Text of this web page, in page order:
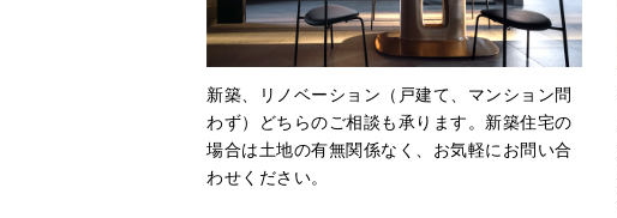
新築、リノベーション（戸建て、マンション問
わず）どちらのご相談も承ります。新築住宅の
場合は土地の有無関係なく、お気軽にお問い合
わせください。